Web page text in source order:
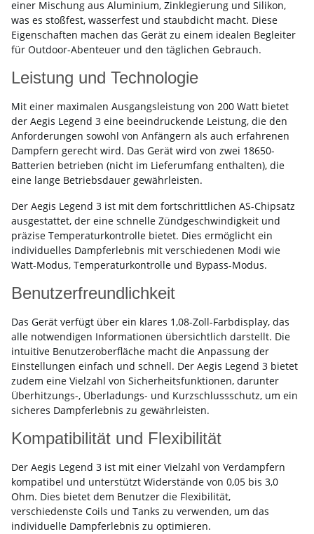
einer Mischung aus Aluminium, Zinklegierung und Silikon,
was es stoßfest, wasserfest und staubdicht macht. Diese
Eigenschaften machen das Gerät zu einem idealen Begleiter
für Outdoor-Abenteuer und den täglichen Gebrauch.
Leistung und Technologie
Mit einer maximalen Ausgangsleistung von 200 Watt bietet
der Aegis Legend 3 eine beeindruckende Leistung, die den
Anforderungen sowohl von Anfängern als auch erfahrenen
Dampfern gerecht wird. Das Gerät wird von zwei 18650-
Batterien betrieben (nicht im Lieferumfang enthalten), die
eine lange Betriebsdauer gewährleisten.
Der Aegis Legend 3 ist mit dem fortschrittlichen AS-Chipsatz
ausgestattet, der eine schnelle Zündgeschwindigkeit und
präzise Temperaturkontrolle bietet. Dies ermöglicht ein
individuelles Dampferlebnis mit verschiedenen Modi wie
Watt-Modus, Temperaturkontrolle und Bypass-Modus.
Benutzerfreundlichkeit
Das Gerät verfügt über ein klares 1,08-Zoll-Farbdisplay, das
alle notwendigen Informationen übersichtlich darstellt. Die
intuitive Benutzeroberfläche macht die Anpassung der
Einstellungen einfach und schnell. Der Aegis Legend 3 bietet
zudem eine Vielzahl von Sicherheitsfunktionen, darunter
Überhitzungs-, Überladungs- und Kurzschlussschutz, um ein
sicheres Dampferlebnis zu gewährleisten.
Kompatibilität und Flexibilität
Der Aegis Legend 3 ist mit einer Vielzahl von Verdampfern
kompatibel und unterstützt Widerstände von 0,05 bis 3,0
Ohm. Dies bietet dem Benutzer die Flexibilität,
verschiedenste Coils und Tanks zu verwenden, um das
individuelle Dampferlebnis zu optimieren.